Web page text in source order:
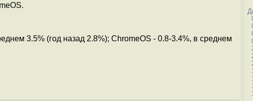
3.5% (год назад 2.8%); ChromeOS - 0.8-3.4%, в среднем